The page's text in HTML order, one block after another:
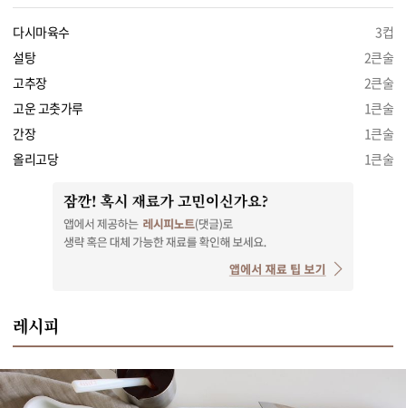
다시마육수
3컵
설탕
2큰술
고추장
2큰술
고운 고춧가루
1큰술
간장
1큰술
올리고당
1큰술
레시피